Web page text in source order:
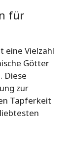
für
eine Vielzahl
Götter
Diese
zur
Tapferkeit